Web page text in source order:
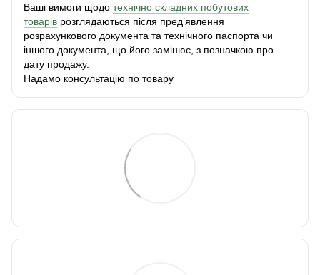
Ваші вимоги щодо технічно складних побутових
товарів розглядаються після пред’явлення
розрахункового документа та технічного паспорта чи
іншого документа, що його замінює, з позначкою про
дату продажу.
Надамо консультацію по товару